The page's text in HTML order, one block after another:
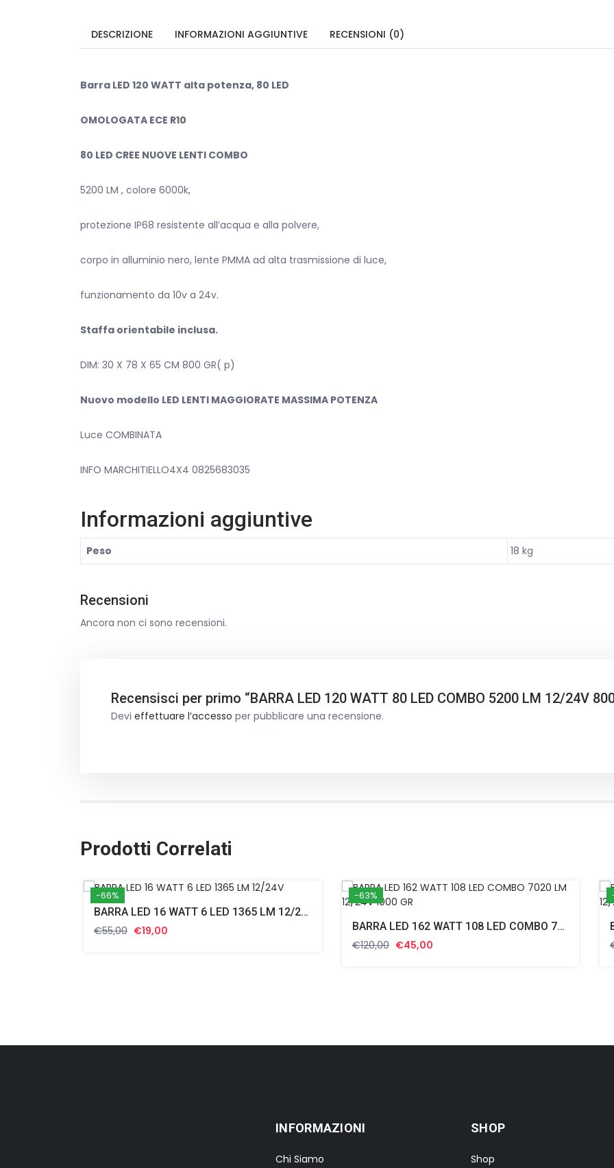
DESCRIZIONE INFORMAZIONI AGGIUNTIVE RECENSIONI (0)
Barra LED 120 WATT alta potenza, 80 LED
OMOLOGATA ECE R10
80 LED CREE NUOVE LENTI COMBO
5200 LM , colore 6000k,
protezione IP68 resistente all’acqua e alla polvere,
corpo in alluminio nero, lente PMMA ad alta trasmissione di luce,
funzionamento da 10v a 24v.
Staffa orientabile inclusa.
DIM: 30 X 78 X 65 CM 800 GR( p)
Nuovo modello LED LENTI MAGGIORATE MASSIMA POTENZA
Luce COMBINATA
INFO MARCHITIELLO4X4 0825683035
Informazioni aggiuntive
Peso 18 kg
Recensioni
Ancora non ci sono recensioni.
Recensisci per primo “BARRA LED 120 WATT 80 LED COMBO 5200 LM 12/24V
Devi effettuare l’accesso per pubblicare una recensione.
Prodotti Correlati
-66%
BARRA LED 16 WATT 6 LED 1365 LM 12/24V
€55,00 Il€19,00
-63%
BARRA LED 162 WATT 108 LED COMBO 7020 LM 12/24V 1000 GR
€120,00 Il€45,00Il
INFORMAZIONI
Chi Siamo
SHOP
Shop